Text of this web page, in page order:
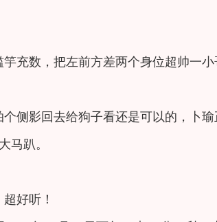
充数，把左前方差两个身位超帅一
侧影回去给狗子看还是可以的，卜
马趴。
好听！